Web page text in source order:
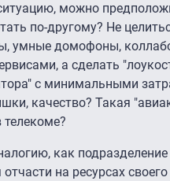
можно
по-другому? Не
умные домофоны,
а сделать
с минимальными
качество? Такая
телекоме?
как
отчасти на ресурсах